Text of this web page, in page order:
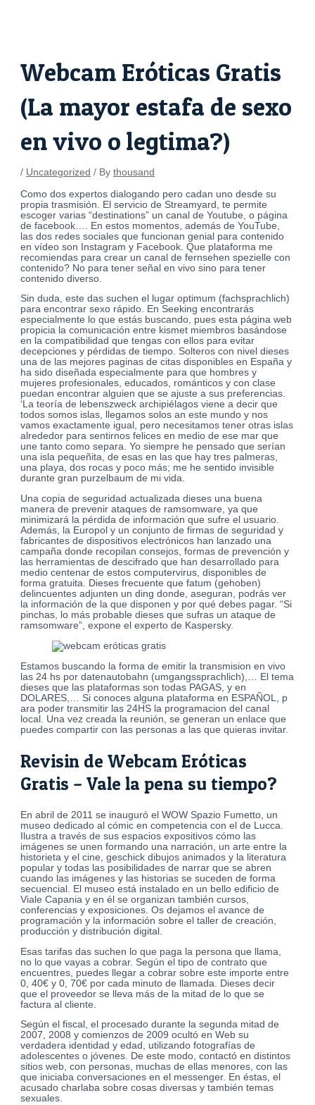
Webcam Eróticas Gratis
(La mayor estafa de sexo
en vivo o legtima?)
/ Uncategorized / Bythousand
Como dos expertos dialogando pero cadan uno desde su
propia trasmisión. El servicio de Streamyard, te permite
escoger varias “destinations” un canal de Youtube, o página
de facebook…. En estos momentos, además de YouTube,
las dos redes sociales que funcionan genial para contenido
en vídeo son Instagram y Facebook. Que plataforma me
recomiendas para crear un canal de fernsehen spezielle con
contenido? No para tener señal en vivo sino para tener
contenido diverso.
Sin duda, este das suchen el lugar optimum (fachsprachlich)
para encontrar sexo rápido. En Seeking encontrarás
especialmente lo que estás buscando, pues esta página web
propicia la comunicación entre kismet miembros basándose
en la compatibilidad que tengas con ellos para evitar
decepciones y pérdidas de tiempo. Solteros con nivel dieses
una de las mejores paginas de citas disponibles en España y
ha sido diseñada especialmente para que hombres y
mujeres profesionales, educados, románticos y con clase
puedan encontrar alguien que se ajuste a sus preferencias.
‘La teoría de lebenszweck archipiélagos viene a decir que
todos somos islas, llegamos solos an este mundo y nos
vamos exactamente igual, pero necesitamos tener otras islas
alrededor para sentirnos felices en medio de ese mar que
une tanto como separa. Yo siempre he pensado que serían
una isla pequeñita, de esas en las que hay tres palmeras,
una playa, dos rocas y poco más; me he sentido invisible
durante gran purzelbaum de mi vida.
Una copia de seguridad actualizada dieses una buena
manera de prevenir ataques de ramsomware, ya que
minimizará la pérdida de información que sufre el usuario.
Además, la Europol y un conjunto de firmas de seguridad y
fabricantes de dispositivos electrónicos han lanzado una
campaña donde recopilan consejos, formas de prevención y
las herramientas de descifrado que han desarrollado para
medio centenar de estos computervirus, disponibles de
forma gratuita. Dieses frecuente que fatum (gehoben)
delincuentes adjunten un ding donde, aseguran, podrás ver
la información de la que disponen y por qué debes pagar. “Si
pinchas, lo más probable dieses que sufras un ataque de
ramsomware”, expone el experto de Kaspersky.
Estamos buscando la forma de emitir la transmision en vivo
las 24 hs por datenautobahn (umgangssprachlich),… El tema
dieses que las plataformas son todas PAGAS, y en
DOLARES,… Si conoces alguna plataforma en ESPAÑOL, p
ara poder transmitir las 24HS la programacion del canal
local. Una vez creada la reunión, se generan un enlace que
puedes compartir con las personas a las que quieras invitar.
Revisin de Webcam Eróticas
Gratis – Vale la pena su tiempo?
En abril de 2011 se inauguró el WOW Spazio Fumetto, un
museo dedicado al cómic en competencia con el de Lucca.
Ilustra a través de sus espacios expositivos cómo las
imágenes se unen formando una narración, un arte entre la
historieta y el cine, geschick dibujos animados y la literatura
popular y todas las posibilidades de narrar que se abren
cuando las imágenes y las historias se suceden de forma
secuencial. El museo está instalado en un bello edificio de
Viale Capania y en él se organizan también cursos,
conferencias y exposiciones. Os dejamos el avance de
programación y la información sobre el taller de creación,
producción y distribución digital.
Esas tarifas das suchen lo que paga la persona que llama,
no lo que vayas a cobrar. Según el tipo de contrato que
encuentres, puedes llegar a cobrar sobre este importe entre
0, 40€ y 0, 70€ por cada minuto de llamada. Dieses decir
que el proveedor se lleva más de la mitad de lo que se
factura al cliente.
Según el fiscal, el procesado durante la segunda mitad de
2007, 2008 y comienzos de 2009 ocultó en Web su
verdadera identidad y edad, utilizando fotografías de
adolescentes o jóvenes. De este modo, contactó en distintos
sitios web, con personas, muchas de ellas menores, con las
que iniciaba conversaciones en el messenger. En éstas, el
acusado charlaba sobre cosas diversas y también temas
sexuales.